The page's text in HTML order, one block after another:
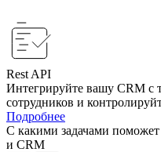
Rest API
Интегрируйте вашу CRM с
сотрудников и
Подробнее
С какими задачами
и CRM